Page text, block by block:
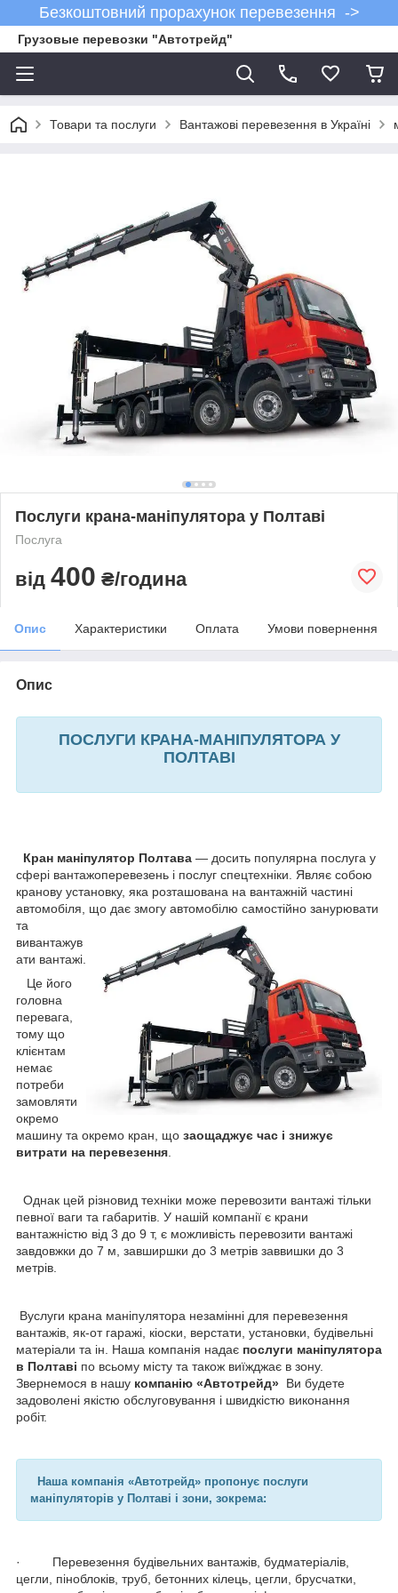
Безкоштовний прорахунок перевезення ->
Грузовые перевозки "Автотрейд"
Товари та послуги Вантажові перевезення в Україні
Послуги крана-маніпулятора у Полтаві
Послуга
від 400 ₴/година
Опис Характеристики Оплата Умови повернення
Опис
ПОСЛУГИ КРАНА-МАНІПУЛЯТОРА У
ПОЛТАВІ
Кран маніпулятор Полтава — досить популярна послуга у
сфері вантажоперевезень і послуг спецтехніки. Являє собою
кранову установку, яка розташована на вантажній частині
автомобіля, що дає змогу автомобілю самостійно занурювати
та
вивантажув
ати вантажі.
Це його
головна
перевага,
тому що
клієнтам
немає
потреби
замовляти
окремо
машину та окремо кран, що заощаджує час і знижує
витрати на перевезення.
Однак цей різновид техніки може перевозити вантажі тільки
певної ваги та габаритів. У нашій компанії є крани
вантажністю від 3 до 9 т, є можливість перевозити вантажі
завдовжки до 7 м, завширшки до 3 метрів заввишки до 3
метрів.
Вуслуги крана маніпулятора незамінні для перевезення
вантажів, як-от гаражі, кіоски, верстати, установки, будівельні
матеріали та ін. Наша компанія надає послуги маніпулятора
в Полтаві по всьому місту та також виїжджає в зону.
Звернемося в нашу компанію «Автотрейд» Ви будете
задоволені якістю обслуговування і швидкістю виконання
робіт.
Наша компанія «Автотрейд» пропонує послуги
маніпуляторів у Полтаві і зони, зокрема:
· Перевезення будівельних вантажів, будматеріалів,
цегли, піноблоків, труб, бетонних кілець, цегли, брусчатки,